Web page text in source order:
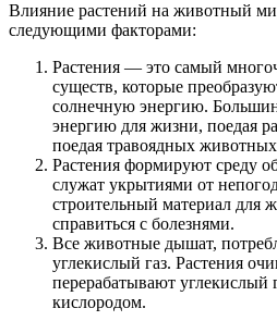
Влияние растений на животный
следующими факторами:
Растения — это самый
существ, которые
солнечную энергию.
энергию для жизни, поедая
поедая травоядных
Растения формируют среду
служат укрытиями от
строительный материал для
справиться с болезнями.
Все животные дышат,
углекислый газ. Растения
перерабатывают углекислый
кислородом.